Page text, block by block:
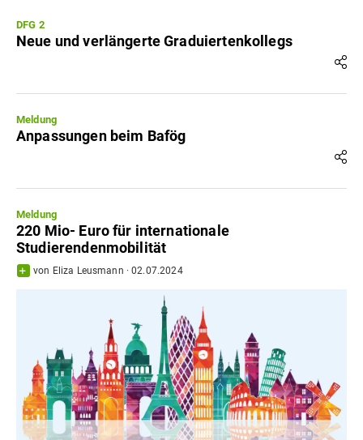
DFG 2
Neue und verlängerte Graduiertenkollegs
Meldung
Anpassungen beim Bafög
Meldung
220 Mio- Euro für internationale
Studierendenmobilität
von Eliza Leusmann ·02.07.2024